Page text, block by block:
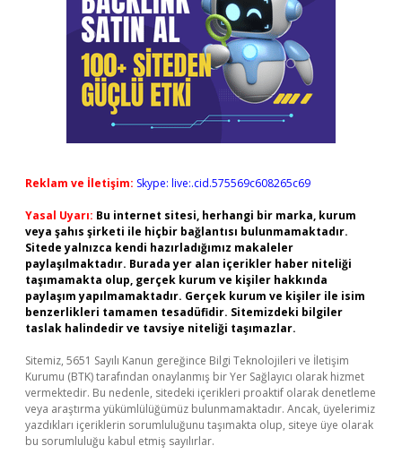
Reklam ve İletişim: Skype: live:.cid.575569c608265c69
Yasal Uyarı: Bu internet sitesi, herhangi bir marka, kurum
veya şahıs şirketi ile hiçbir bağlantısı bulunmamaktadır.
Sitede yalnızca kendi hazırladığımız makaleler
paylaşılmaktadır. Burada yer alan içerikler haber niteliği
taşımamakta olup, gerçek kurum ve kişiler hakkında
paylaşım yapılmamaktadır. Gerçek kurum ve kişiler ile isim
benzerlikleri tamamen tesadüfidir. Sitemizdeki bilgiler
taslak halindedir ve tavsiye niteliği taşımazlar.
Sitemiz, 5651 Sayılı Kanun gereğince Bilgi Teknolojileri ve İletişim
Kurumu (BTK) tarafından onaylanmış bir Yer Sağlayıcı olarak hizmet
vermektedir. Bu nedenle, sitedeki içerikleri proaktif olarak denetleme
veya araştırma yükümlülüğümüz bulunmamaktadır. Ancak, üyelerimiz
yazdıkları içeriklerin sorumluluğunu taşımakta olup, siteye üye olarak
bu sorumluluğu kabul etmiş sayılırlar.